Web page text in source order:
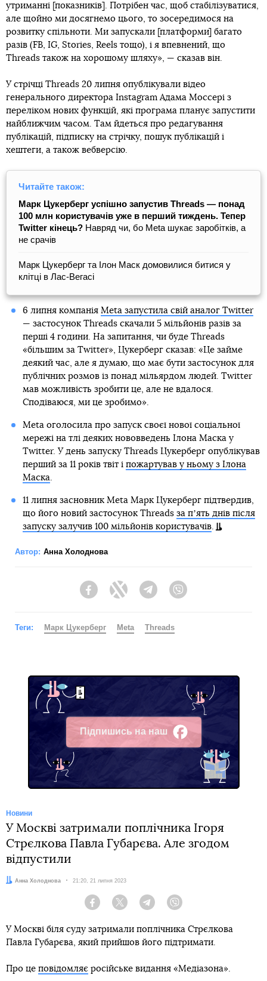
утриманні [показників]. Потрібен час, щоб стабілізуватися,
але щойно ми досягнемо цього, то зосередимося на
розвитку спільноти. Ми запускали [платформи] багато
разів (FB, IG, Stories, Reels тощо), і я впевнений, що
Threads також на хорошому шляху», — сказав він.
У стрічці Threads 20 липня опублікували відео
генерального директора Instagram Адама Моссері з
переліком нових функцій, які програма планує запустити
найближчим часом. Там йдеться про редагування
публікацій, підписку на стрічку, пошук публікацій і
хештеги, а також вебверсію.
Читайте також:
Марк Цукерберг успішно запустив Threads — понад
100 млн користувачів уже в перший тиждень. Тепер
Twitter кінець? Навряд чи, бо Meta шукає заробітків, а
не срачів
Марк Цукерберг та Ілон Маск домовилися битися у
клітці в Лас-Вегасі
6 липня компанія Meta запустила свій аналог Twitter
— застосунок Threads скачали 5 мільйонів разів за
перші 4 години. На запитання, чи буде Threads
«більшим за Twitter», Цукерберг сказав: «Це займе
деякий час, але я думаю, що має бути застосунок для
публічних розмов із понад мільярдом людей. Twitter
мав можливість зробити це, але не вдалося.
Сподіваюся, ми це зробимо».
Meta оголосила про запуск своєї нової соціальної
мережі на тлі деяких нововведень Ілона Маска у
Twitter. У день запуску Threads Цукерберг опублікував
перший за 11 років твіт і пожартував у ньому з Ілона
Маска
11 липня засновник Meta Марк Цукерберг підтвердив,
що його новий застосунок Threads за пʼять днів після
запуску залучив 100 мільйонів користувачів.
Автор: Анна Холоднова
FacebookTwitter Telegram
Теги: Марк Цукерберг Meta Threads
Підпишись на наш
Facebook
Новини
У Москві затримали поплічника Ігоря
Стрєлкова Павла Губарєва. Але згодом
відпустили
Автор:
Анна Холоднова Дата:
21:20, 21 липня 2023
Facebook Twitter Telegram
У Москві біля суду затримали поплічника Стрєлкова
Павла Губарєва, який прийшов його підтримати.
Про це повідомляє російське видання «Медіазона».